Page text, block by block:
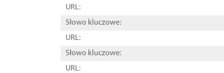
URL:
Słowo kluczowe:
URL:
Słowo kluczowe:
URL: